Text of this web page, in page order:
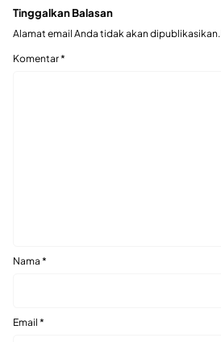
Tinggalkan Balasan
Alamat email Anda tidak akan dipublikasikan.
Komentar*
Nama *
Email *